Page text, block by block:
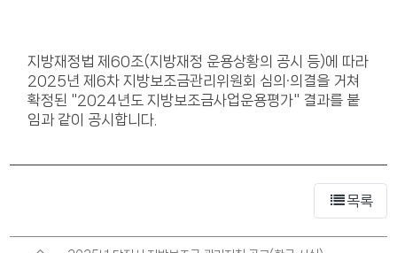
지방재정법 제60조(지방재정 운용상황의 공시 등)에 따라
2025년 제6차 지방보조금관리위원회 심의·의결을 거쳐
확정된 "2024년도 지방보조금사업운용평가" 결과를 붙
임과 같이 공시합니다.
목록